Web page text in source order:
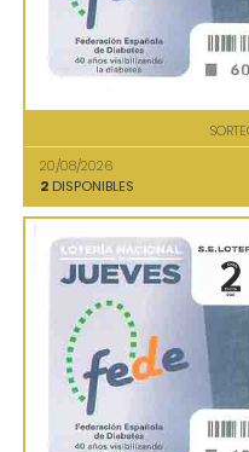
20/08/2026
2 DISPONIBLES